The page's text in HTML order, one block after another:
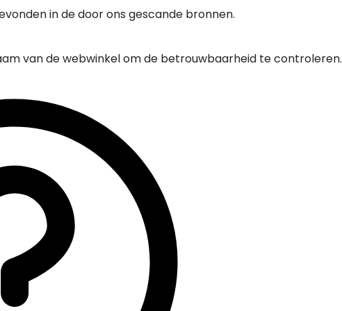
in de door ons gescande bronnen.
van de webwinkel om de betrouwbaarheid te controleren.